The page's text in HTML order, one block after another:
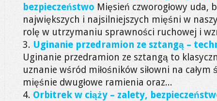
bezpieczeństwo Mięsień czworogłowy uda,
największych i najsilniejszych mięśni w
rolę w utrzymaniu sprawności ruchowej i
Uginanie przedramion ze sztangą –
Uginanie przedramion ze sztangą to
uznanie wśród miłośników siłowni na całym
mięśnie dwugłowe ramienia oraz...
Orbitrek w ciąży – zalety,